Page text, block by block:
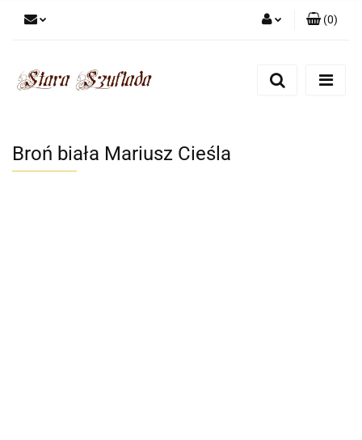
Zarejestruj się
(0)
Broń biała Mariusz Cieśla